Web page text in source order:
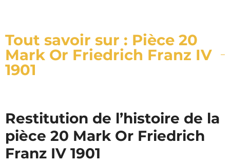
Tout savoir sur : Pièce 20
Mark Or Friedrich Franz IV
1901
Restitution de l’histoire de la
pièce 20 Mark Or Friedrich
Franz IV 1901